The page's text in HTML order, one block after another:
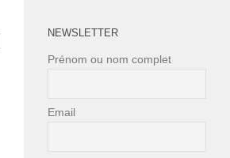
NEWSLETTER
Prénom ou nom complet
Email